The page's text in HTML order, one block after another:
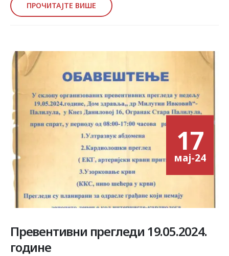
ПРОЧИТАЈТЕ ВИШЕ
17
мај-24
Превентивни прегледи 19.05.2024.
године